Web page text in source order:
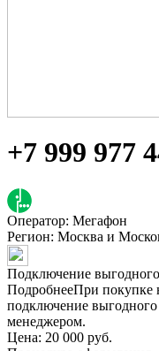
+7 999 977
Оператор: Мегафон
Регион: Москва и
Подключение
ПодробнееПри покупке
подключение
менеджером.
Цена: 20 000 руб.